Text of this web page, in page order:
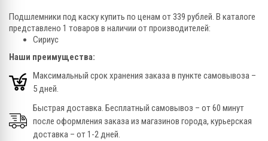
Подшлемники под каску купить по ценам от 339 рублей. В каталоге
представлено 1 товаров в наличии от производителей:
Сириус
Наши преимущества:
Максимальный срок хранения заказа в пункте самовывоза –
5 дней.
Быстрая доставка. Бесплатный самовывоз – от 60 минут
после оформления заказа из магазинов города, курьерская
доставка – от 1-2 дней.